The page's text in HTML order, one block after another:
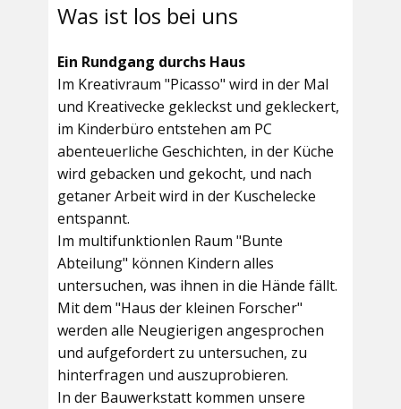
Was ist los bei uns
Ein Rundgang durchs Haus
Im Kreativraum "Picasso" wird in der Mal
und Kreativecke gekleckst und gekleckert,
im Kinderbüro entstehen am PC
abenteuerliche Geschichten, in der Küche
wird gebacken und gekocht, und nach
getaner Arbeit wird in der Kuschelecke
entspannt.
Im multifunktionlen Raum "Bunte
Abteilung" können Kindern alles
untersuchen, was ihnen in die Hände fällt.
Mit dem "Haus der kleinen Forscher"
werden alle Neugierigen angesprochen
und aufgefordert zu untersuchen, zu
hinterfragen und auszuprobieren.
In der Bauwerkstatt kommen unsere